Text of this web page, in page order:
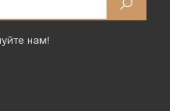
нам!